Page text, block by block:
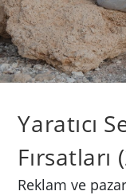
Yaratıcı
Reklam ve